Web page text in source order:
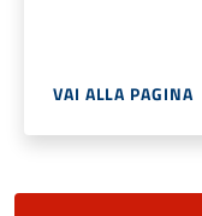
VAI ALLA PAGINA